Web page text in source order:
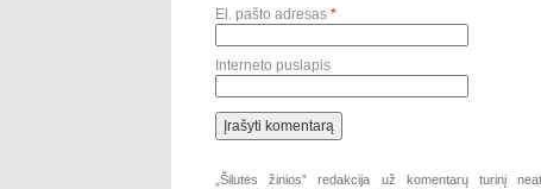
El. pašto adresas *
Interneto puslapis
„Šilutės žinios” redakcija už komentarų turinį